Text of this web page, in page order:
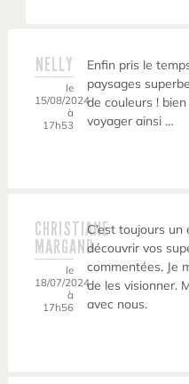
NELLY
le
15/08/2024
à
17h53
Enfin pris le
paysages
de couleurs !
voyager ainsi …
CHRISTIANE
MARGAND
le
18/07/2024
à
17h56
C’est toujours
découvrir vos
commentées. Je
de les visionner.
avec nous.